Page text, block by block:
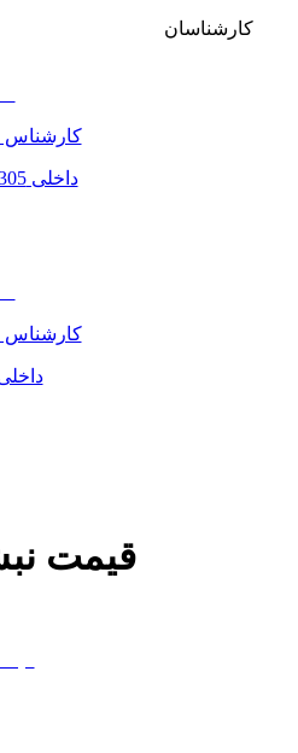
قیمت
کارشناسان
کارشناس
داخلی307
کارشناس